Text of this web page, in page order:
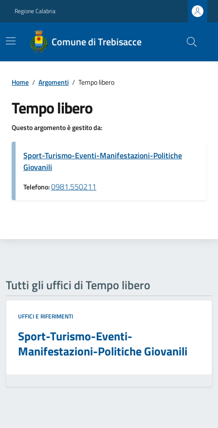
Regione Calabria
Comune di Trebisacce
Home / Argomenti / Tempo libero
Tempo libero
Questo argomento è gestito da:
Sport-Turismo-Eventi-Manifestazioni-Politiche
Giovanili
Telefono:0981.550211
Tutti gli uffici di Tempo libero
UFFICI E RIFERIMENTI
Sport-Turismo-Eventi-
Manifestazioni-Politiche Giovanili